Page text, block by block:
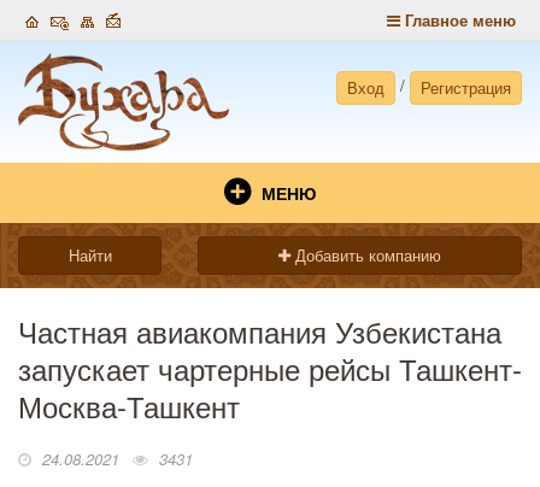
Главное меню
Вход / Регистрация
МЕНЮ
Найти Добавить компанию
Частная авиакомпания Узбекистана
запускает чартерные рейсы Ташкент-
Москва-Ташкент
24.08.2021
3431